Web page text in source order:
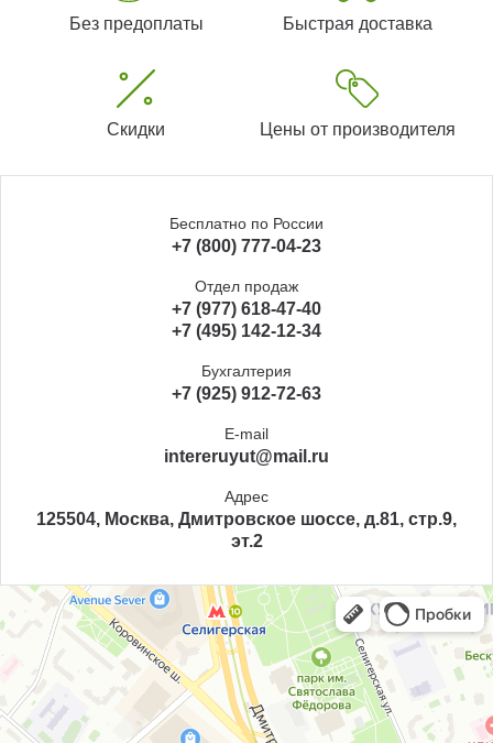
Без предоплаты Быстрая доставка
Скидки Цены от производителя
Бесплатно по России
+7 (800) 777-04-23
Отдел продаж
+7 (977) 618-47-40
+7 (495) 142-12-34
Бухгалтерия
+7 (925) 912-72-63
E-mail
intereruyut@mail.ru
Адрес
125504, Москва, Дмитровское шоссе, д.81, стр.9,
эт.2